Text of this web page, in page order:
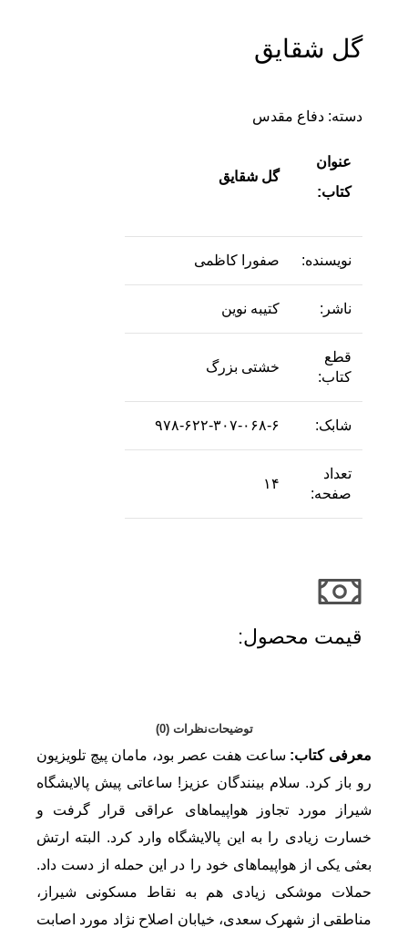
گل شقایق
دسته: دفاع مقدس
عنوان
کتاب:
گل شقایق
نویسنده: صفورا کاظمی
ناشر: کتیبه نوین
قطع
کتاب:
خشتی بزرگ
شابک: ۹۷۸-۶۲۲-۳۰۷-۰۶۸-۶
تعداد
صفحه:
۱۴
قیمت محصول:​
توضیحاتنظرات (0)
معرفی کتاب: ساعت هفت عصر بود، مامان پیچ تلویزیون
رو باز کرد. سلام بینندگان عزیز! ساعاتی پیش پالایشگاه
شیراز مورد تجاوز هواپیماهای عراقی قرار گرفت و
خسارت زیادی را به این پالایشگاه وارد کرد. البته ارتش
بعثی یکی از هواپیماهای خود را در این حمله از دست داد.
حملات موشکی زیادی هم به نقاط مسکونی شیراز،
مناطقی از شهرک سعدی، خیابان اصلاح نژاد مورد اصابت